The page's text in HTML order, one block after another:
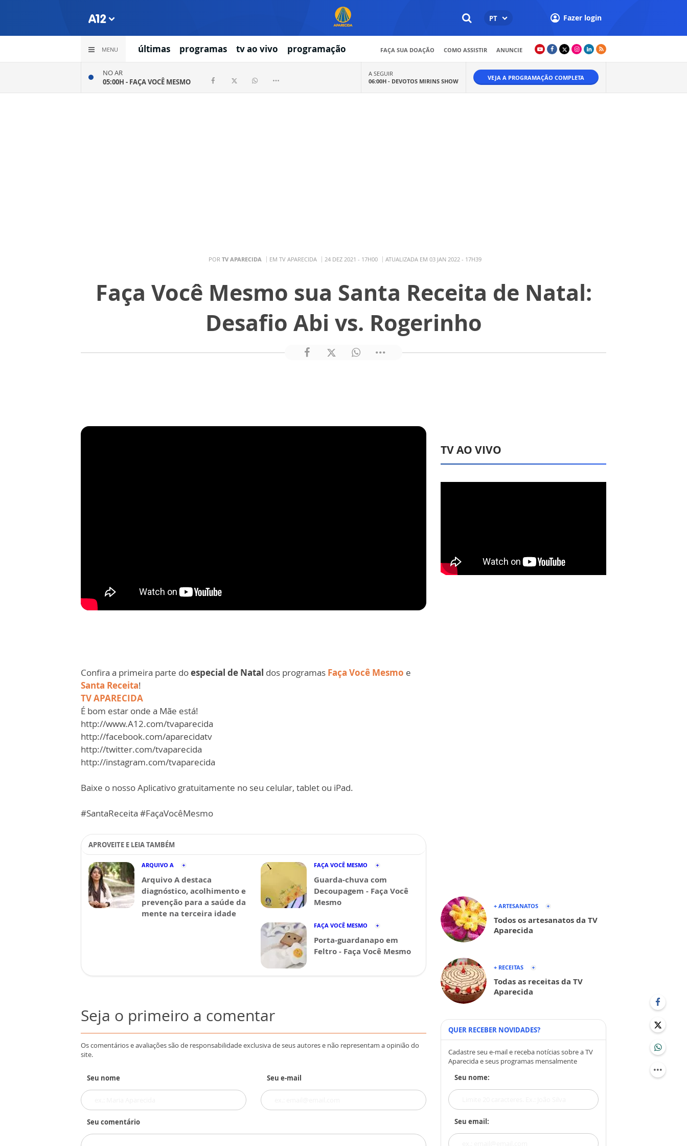
PT Fazer login
MENU últimas programas tv ao vivo programação FAÇA SUA DOAÇÃO COMO ASSISTIR ANUNCIE
NO AR
05:00H - FAÇA VOCÊ MESMO
A SEGUIR
06:00H - DEVOTOS MIRINS SHOW VEJA A PROGRAMAÇÃO COMPLETA
POR TV APARECIDA EM TV APARECIDA 24 DEZ 2021 - 17H00 ATUALIZADA EM 03 JAN 2022 - 17H39
Faça Você Mesmo sua Santa Receita de Natal:
Desafio Abi vs. Rogerinho
Confira a primeira parte doespecial de Natal dos programas Faça Você Mesmo e
Santa Receita!
TV APARECIDA
É bom estar onde a Mãe está!
http://www.A12.com/tvaparecida
http://facebook.com/aparecidatv
http://twitter.com/tvaparecida
http://instagram.com/tvaparecida
Baixe o nosso Aplicativo gratuitamente no seu celular, tablet ou iPad.
#SantaReceita #FaçaVocêMesmo
APROVEITE E LEIA TAMBÉM
ARQUIVO A
Arquivo A destaca
diagnóstico, acolhimento e
prevenção para a saúde da
mente na terceira idade
FAÇA VOCÊ MESMO
Guarda-chuva com
Decoupagem - Faça Você
Mesmo
FAÇA VOCÊ MESMO
Porta-guardanapo em
Feltro - Faça Você Mesmo
Seja o primeiro a comentar
Os comentários e avaliações são de responsabilidade exclusiva de seus autores e não representam a opinião do
site.
Seu nome Seu e-mail
Seu comentário
TV AO VIVO
+ ARTESANATOS
Todos os artesanatos da TV
Aparecida
+ RECEITAS
Todas as receitas da TV
Aparecida
QUER RECEBER NOVIDADES?
Cadastre seu e-mail e receba notícias sobre a TV
Aparecida e seus programas mensalmente
Seu nome:
Seu email: